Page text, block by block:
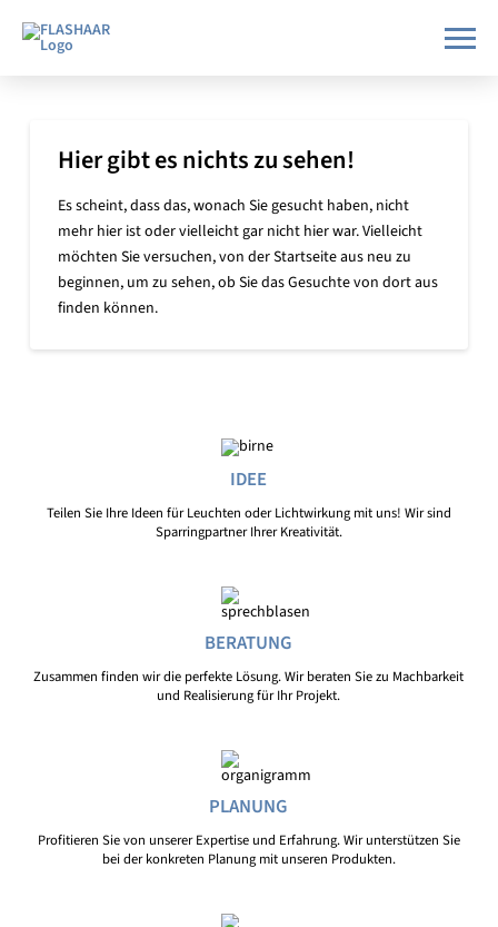
Hier gibt es nichts zu sehen!
Es scheint, dass das, wonach Sie gesucht haben, nicht
mehr hier ist oder vielleicht gar nicht hier war. Vielleicht
möchten Sie versuchen, von der Startseite aus neu zu
beginnen, um zu sehen, ob Sie das Gesuchte von dort aus
finden können.
IDEE
Teilen Sie Ihre Ideen für Leuchten oder Lichtwirkung mit uns! Wir sind
Sparringpartner Ihrer Kreativität.
BERATUNG
Zusammen finden wir die perfekte Lösung. Wir beraten Sie zu Machbarkeit
und Realisierung für Ihr Projekt.
PLANUNG
Profitieren Sie von unserer Expertise und Erfahrung. Wir unterstützen Sie
bei der konkreten Planung mit unseren Produkten.